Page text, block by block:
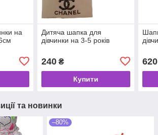
на
Дитяча шапка для
дівчинки на 3-5 років
240₴
Купити
620
та новинки
–80%